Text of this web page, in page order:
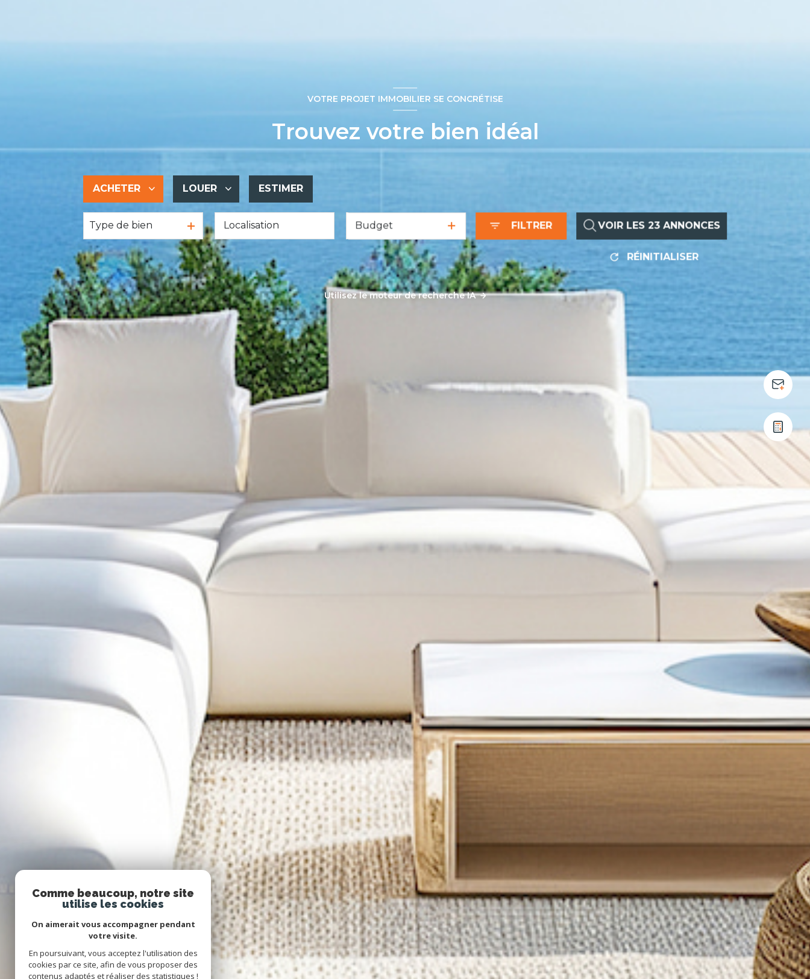
VOTRE PROJET IMMOBILIER SE CONCRÉTISE
Trouvez votre bien idéal
ACHETER
De l'ancien
De l'immo pro
LOUER
à l'année
De l'immo pro
ESTIMER
Type de bien Budget FILTRER VOIR LES 23ANNONCES
RÉINITIALISER
Utilisez le moteur de recherche IA
Comme beaucoup, notre site
utilise les cookies
On aimerait vous accompagner pendant
votre visite.
En poursuivant, vous acceptez l'utilisation des
cookies par ce site, afin de vous proposer des
contenus adaptés et réaliser des statistiques !